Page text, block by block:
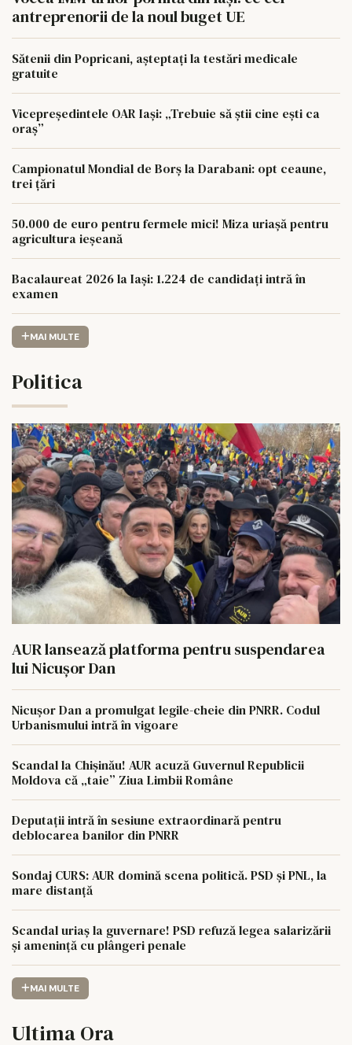
antreprenorii de la noul buget UE
Sătenii din Popricani, așteptați la testări medicale
gratuite
Vicepreședintele OAR Iași: „Trebuie să știi cine ești ca
oraș”
Campionatul Mondial de Borș la Darabani: opt ceaune,
trei țări
50.000 de euro pentru fermele mici! Miza uriașă pentru
agricultura ieșeană
Bacalaureat 2026 la Iași: 1.224 de candidați intră în
examen
MAI MULTE
Politica
AUR lansează platforma pentru suspendarea
lui Nicușor Dan
Nicușor Dan a promulgat legile-cheie din PNRR. Codul
Urbanismului intră în vigoare
Scandal la Chișinău! AUR acuză Guvernul Republicii
Moldova că „taie” Ziua Limbii Române
Deputații intră în sesiune extraordinară pentru
deblocarea banilor din PNRR
Sondaj CURS: AUR domină scena politică. PSD și PNL, la
mare distanță
Scandal uriaș la guvernare! PSD refuză legea salarizării
și amenință cu plângeri penale
MAI MULTE
Ultima Ora